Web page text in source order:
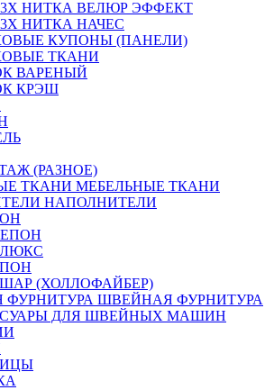
НИТКА ВЕЛЮР ЭФФЕКТ
НИТКА НАЧЕС
КУПОНЫ (ПАНЕЛИ)
ТКАНИ
ВАРЕНЫЙ
КРЭШ
(РАЗНОЕ)
МЕБЕЛЬНЫЕ ТКАНИ
НАПОЛНИТЕЛИ
(ХОЛЛОФАЙБЕР)
ШВЕЙНАЯ ФУРНИТУРА
ДЛЯ ШВЕЙНЫХ МАШИН